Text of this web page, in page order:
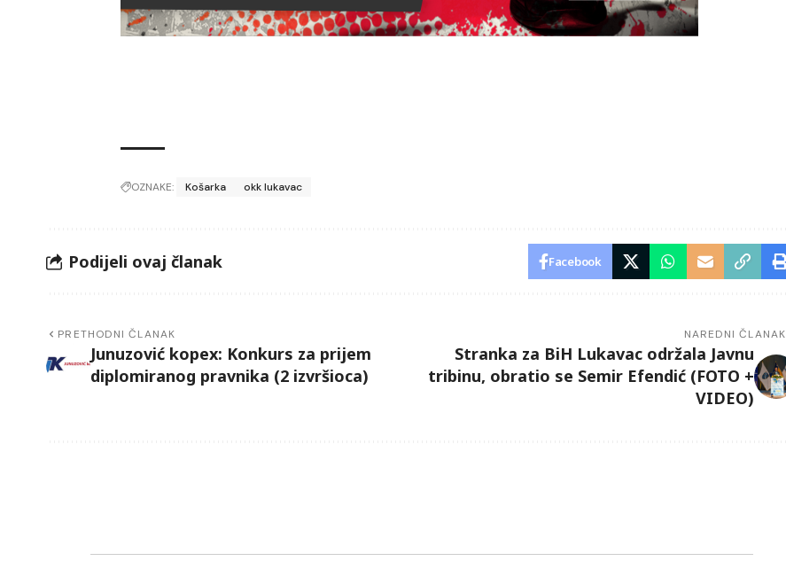
OZNAKE: Košarka okk lukavac
Podijeli ovaj članak Facebook
PRETHODNI ČLANAK
Junuzović kopex: Konkurs za prijem
diplomiranog pravnika (2 izvršioca)
NAREDNI ČLANAK
Stranka za BiH Lukavac održala Javnu
tribinu, obratio se Semir Efendić (FOTO +
VIDEO)